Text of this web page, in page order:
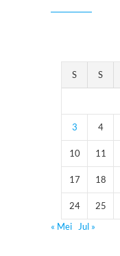
S S
3 4
10 11
17 18
24 25
« Mei
Jul »